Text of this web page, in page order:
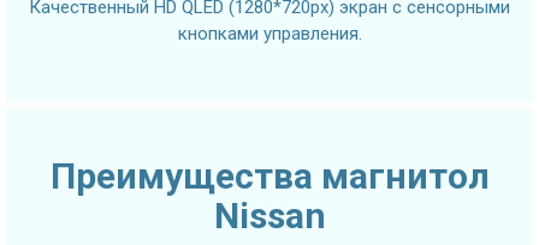
Качественный HD QLED (1280*720px) экран с сенсорными
кнопками управления.
Преимущества магнитол
Nissan